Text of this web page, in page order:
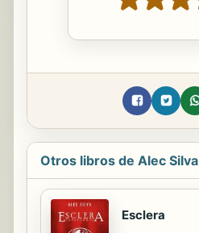
Otros libros de Alec Silva
Esclera